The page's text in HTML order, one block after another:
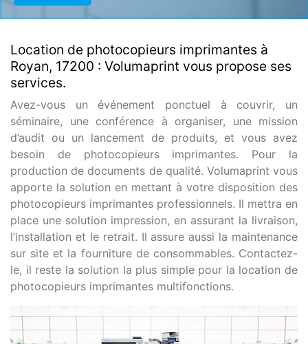
Location de photocopieurs imprimantes à
Royan, 17200 : Volumaprint vous propose ses
services.
Avez-vous un événement ponctuel à couvrir, un
séminaire, une conférence à organiser, une mission
d’audit ou un lancement de produits, et vous avez
besoin de photocopieurs imprimantes. Pour la
production de documents de qualité. Volumaprint vous
apporte la solution en mettant à votre disposition des
photocopieurs imprimantes professionnels. Il mettra en
place une solution impression, en assurant la livraison,
l’installation et le retrait. Il assure aussi la maintenance
sur site et la fourniture de consommables. Contactez-
le, il reste la solution la plus simple pour la location de
photocopieurs imprimantes multifonctions.